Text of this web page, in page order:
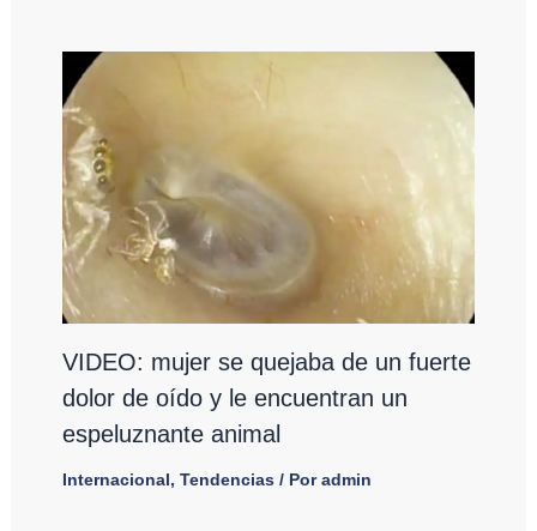
VIDEO: mujer se quejaba de un fuerte
dolor de oído y le encuentran un
espeluznante animal
Internacional, Tendencias/ Poradmin